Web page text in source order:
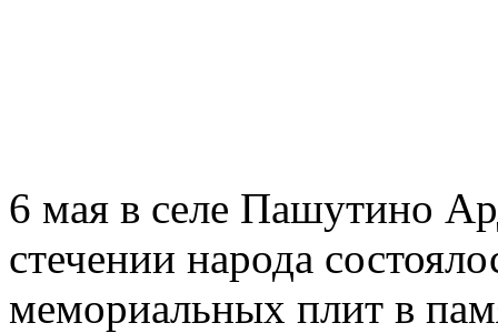
6 мая в селе Пашутино
стечении народа
мемориальных плит в